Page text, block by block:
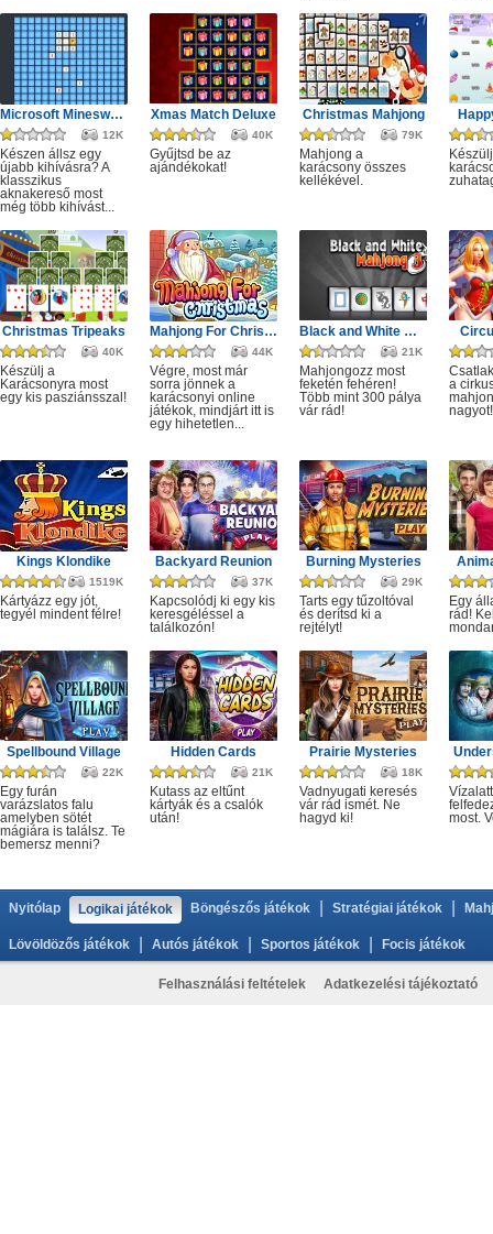
Microsoft Minesweeper
12K
Készen állsz egy
újabb kihívásra? A
klasszikus
aknakereső most
még több kihívást...
Xmas Match Deluxe
40K
Gyűjtsd be az
ajándékokat!
Christmas Mahjong
79K
Mahjong a
karácsony összes
kellékével.
Christmas Tripeaks
40K
Készülj a
Karácsonyra most
egy kis pasziánsszal!
Mahjong For Christmas
44K
Végre, most már
sorra jönnek a
karácsonyi online
játékok, mindjárt itt is
egy hihetetlen...
Black and White Mahjong 3
21K
Mahjongozz most
feketén fehéren!
Több mint 300 pálya
vár rád!
a
nagyot!
Kings Klondike
1519K
Kártyázz egy jót,
tegyél mindent félre!
Backyard Reunion
37K
Kapcsolódj ki egy kis
keresgéléssel a
találkozón!
Burning Mysteries
29K
Tarts egy tűzoltóval
és derítsd ki a
rejtélyt!
Egy
rád!
Spellbound Village
22K
Egy furán
varázslatos falu
amelyben sötét
mágiára is találsz. Te
bemersz menni?
Hidden Cards
21K
Kutass az eltűnt
kártyák és a csalók
után!
Prairie Mysteries
18K
Vadnyugati keresés
vár rád ismét. Ne
hagyd ki!
most.
Nyitólap Logikai játékok Böngészős játékok Stratégiai játékok
Lövöldözős játékok Autós játékok Sportos játékok Focis játékok
Felhasználási feltételek Adatkezelési tájékoztató